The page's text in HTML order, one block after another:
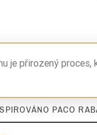
je přirozený
PACO